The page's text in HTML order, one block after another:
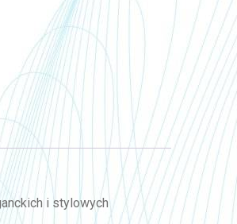
i stylowych